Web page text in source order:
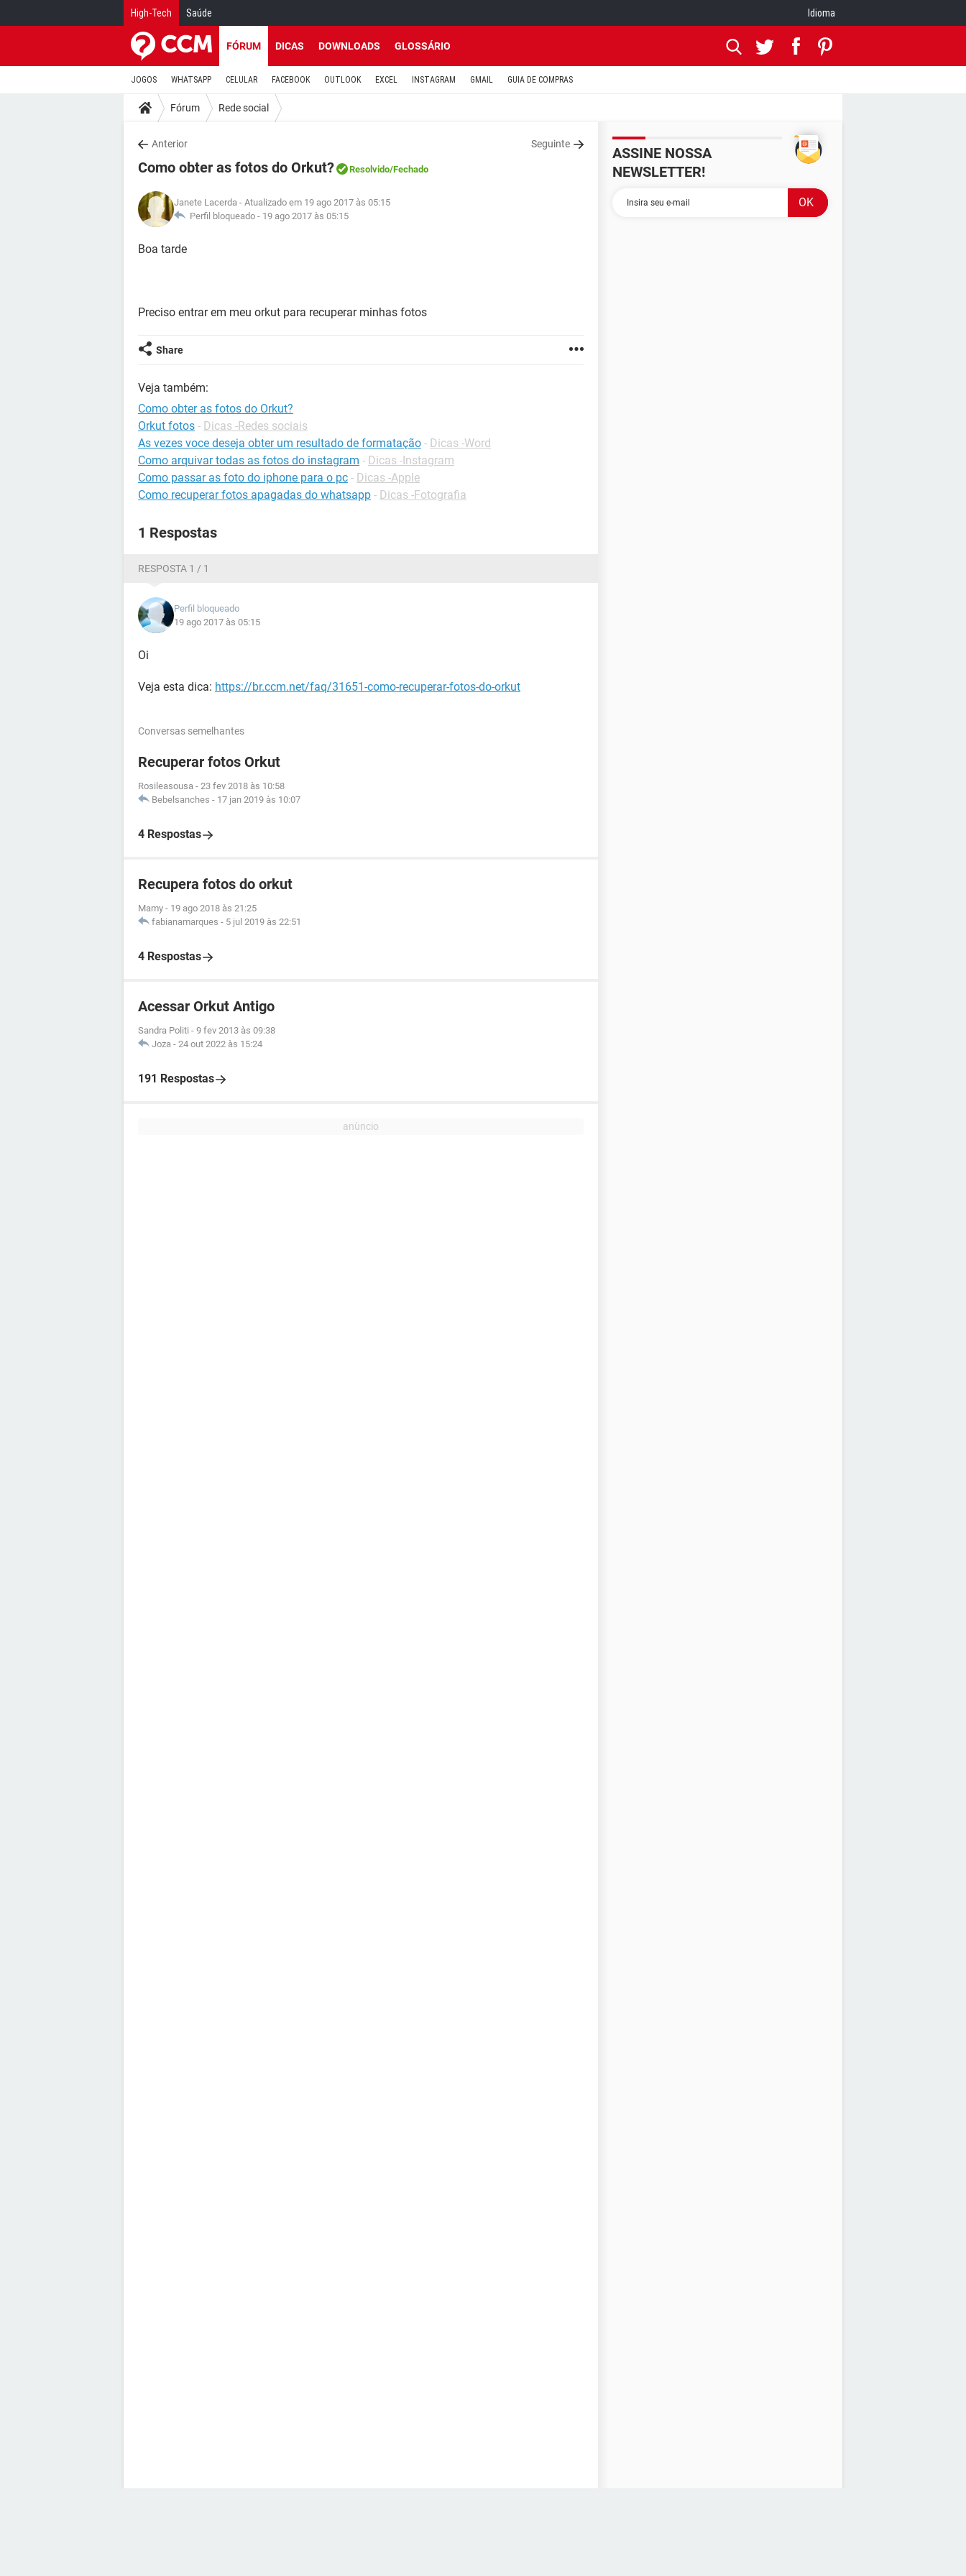
High-Tech Saúde Idioma
FÓRUM DICAS DOWNLOADS GLOSSÁRIO
JOGOS WHATSAPP CELULAR FACEBOOK OUTLOOK EXCEL INSTAGRAM GMAIL GUIA DE COMPRAS
Fórum Rede social
Anterior Seguinte
Como obter as fotos do Orkut? Resolvido/Fechado
Janete Lacerda - Atualizado em 19 ago 2017 às 05:15
Perfil bloqueado - 19 ago 2017 às 05:15
Boa tarde
Preciso entrar em meu orkut para recuperar minhas fotos
Share
Veja também:
Como obter as fotos do Orkut?
Orkut fotos - Dicas -Redes sociais
As vezes voce deseja obter um resultado de formatação - Dicas -Word
Como arquivar todas as fotos do instagram - Dicas -Instagram
Como passar as foto do iphone para o pc - Dicas -Apple
Como recuperar fotos apagadas do whatsapp - Dicas -Fotografia
1 Respostas
RESPOSTA 1 / 1
Perfil bloqueado
19 ago 2017 às 05:15
Oi
Veja esta dica: https://br.ccm.net/faq/31651-como-recuperar-fotos-do-orkut
Conversas semelhantes
Recuperar fotos Orkut
Rosileasousa - 23 fev 2018 às 10:58
Bebelsanches - 17 jan 2019 às 10:07
4 Respostas
Recupera fotos do orkut
Mamy - 19 ago 2018 às 21:25
fabianamarques - 5 jul 2019 às 22:51
4 Respostas
Acessar Orkut Antigo
Sandra Politi - 9 fev 2013 às 09:38
Joza - 24 out 2022 às 15:24
191 Respostas
ASSINE NOSSA
NEWSLETTER!